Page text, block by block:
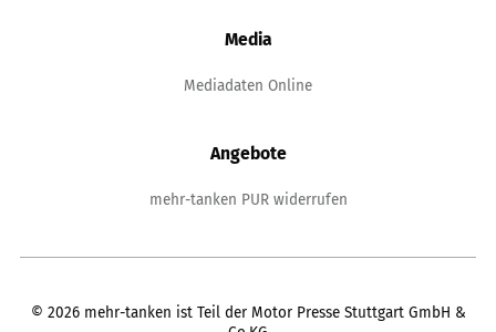
Media
Mediadaten Online
Angebote
mehr-tanken PUR widerrufen
© 2026 mehr-tanken ist Teil der Motor Presse Stuttgart GmbH &